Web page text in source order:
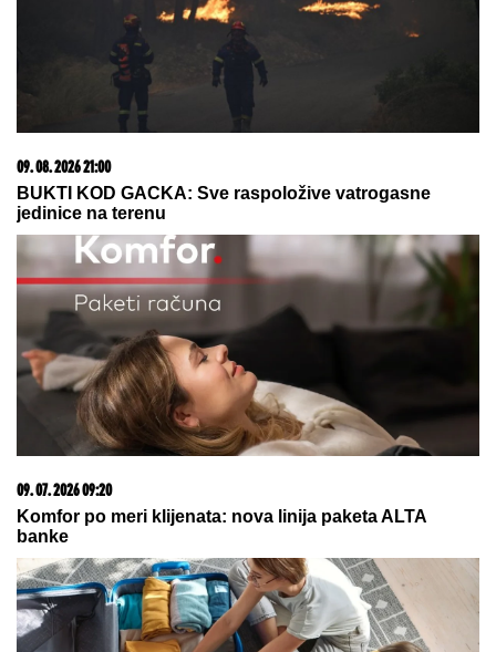
03. 08. 2026 13:23
Hibrid broj 1 koji osvaja Evropu, sada po specijalnoj
akcijskoj ceni od 19.990€ do 31.8.
03. 08. 2026 07:31
25.000 kupaca već kupuje uz PerSu Extra. A ti? Saznaj
više